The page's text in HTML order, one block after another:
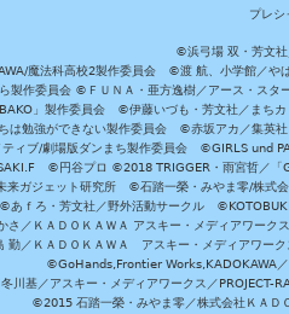
プレシ
©浜弓場 双・芳文社
魔法科高校2製作委員会 ©渡 航、小学館／や
製作委員会 ©ＦＵＮＡ・亜方逸樹／アース・ス
」製作委員会 ©伊藤いづも・芳文社／まち
は勉強ができない製作委員会 ©赤坂アカ／集英
ティブ/劇場版ダンまち製作委員会 ©GIRLS und
©円谷プロ ©2018 TRIGGER・雨宮哲／
ガジェット研究所 ©石踏一榮・みやま零/株式
©あｆろ・芳文社／野外活動サークル
さ／ＫＡＤＯＫＡＷＡ アスキー・メディアワー
勤／ＫＡＤＯＫＡＷＡ アスキー・メディアワ
©GoHands,Frontier Works,KADOKAWA
川基／アスキー・メディアワークス／
©2015 石踏一榮・みやま零／株式会社ＫＡＤ